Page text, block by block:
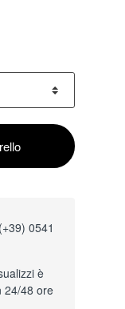
0541
è
24/48 ore